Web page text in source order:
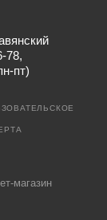
78,
пт)
магазин